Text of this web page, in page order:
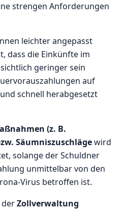
strengen Anforderungen
leichter angepasst
dass die Einkünfte im
geringer sein
auf
schnell herabgesetzt
(z. B.
Säumniszuschlägewird
solange der Schuldner
unmittelbar von den
Virus betroffen ist.
derZollverwaltung